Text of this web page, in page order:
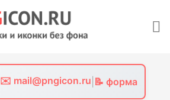
✉️ mail@pngicon.ru 📝 форма